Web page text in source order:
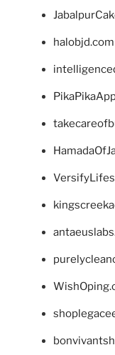
halobjd.com